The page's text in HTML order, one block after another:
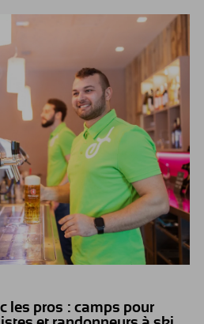
les pros : camps pour